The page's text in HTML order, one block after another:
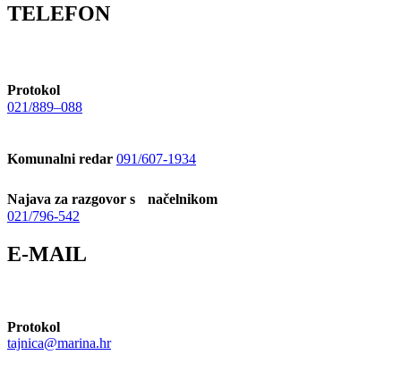
TELEFON
Protokol
021/889–088
Komunalni redar 091/607-1934
Najava za razgovor s načelnikom
021/796-542
E-MAIL
Protokol
tajnica@marina.hr